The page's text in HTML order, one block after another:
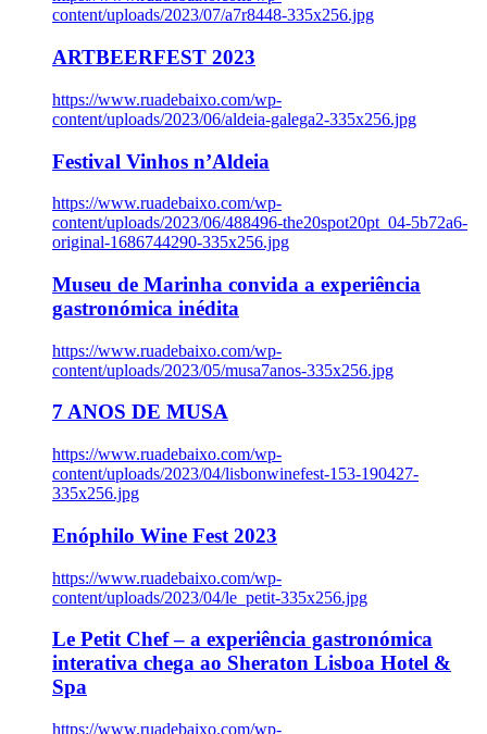
content/uploads/2023/07/a7r8448-335x256.jpg
ARTBEERFEST 2023
https://www.ruadebaixo.com/wp-
content/uploads/2023/06/aldeia-galega2-335x256.jpg
Festival Vinhos n’Aldeia
https://www.ruadebaixo.com/wp-
content/uploads/2023/06/488496-the20spot20pt_04-5b72a6-
original-1686744290-335x256.jpg
Museu de Marinha convida a experiência
gastronómica inédita
https://www.ruadebaixo.com/wp-
content/uploads/2023/05/musa7anos-335x256.jpg
7 ANOS DE MUSA
https://www.ruadebaixo.com/wp-
content/uploads/2023/04/lisbonwinefest-153-190427-
335x256.jpg
Enóphilo Wine Fest 2023
https://www.ruadebaixo.com/wp-
content/uploads/2023/04/le_petit-335x256.jpg
Le Petit Chef – a experiência gastronómica
interativa chega ao Sheraton Lisboa Hotel &
Spa
https://www.ruadebaixo.com/wp-